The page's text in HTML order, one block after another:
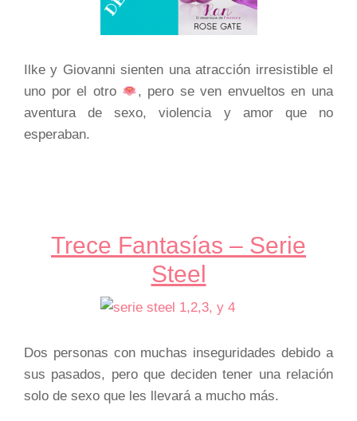
Ilke y Giovanni sienten una atracción irresistible el
uno por el otro
, pero se ven envueltos en una
aventura de sexo, violencia y amor que no
esperaban.
Trece Fantasías – Serie
Steel
Dos personas con muchas inseguridades debido a
sus pasados, pero que deciden tener una relación
solo de sexo que les llevará a mucho más.